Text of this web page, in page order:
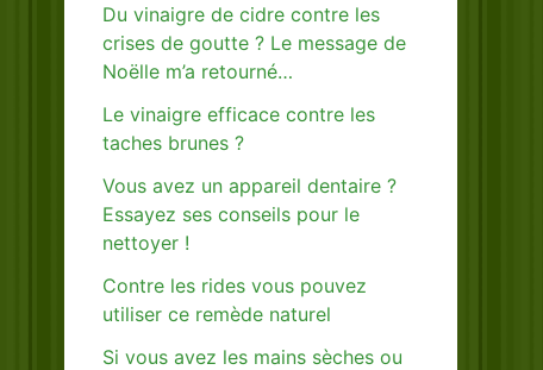
Du vinaigre de cidre contre les
crises de goutte ? Le message de
Noëlle m’a retourné…
Le vinaigre efficace contre les
taches brunes ?
Vous avez un appareil dentaire ?
Essayez ses conseils pour le
nettoyer !
Contre les rides vous pouvez
utiliser ce remède naturel
Si vous avez les mains sèches ou